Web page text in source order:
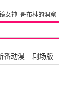
女神 哥布林的洞窟
番动漫 剧场版